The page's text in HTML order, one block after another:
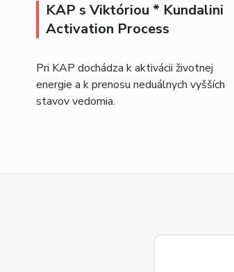
KAP s Viktóriou * Kundalini
Activation Process
Pri KAP dochádza k aktivácii životnej
energie a k prenosu neduálnych vyšších
stavov vedomia.